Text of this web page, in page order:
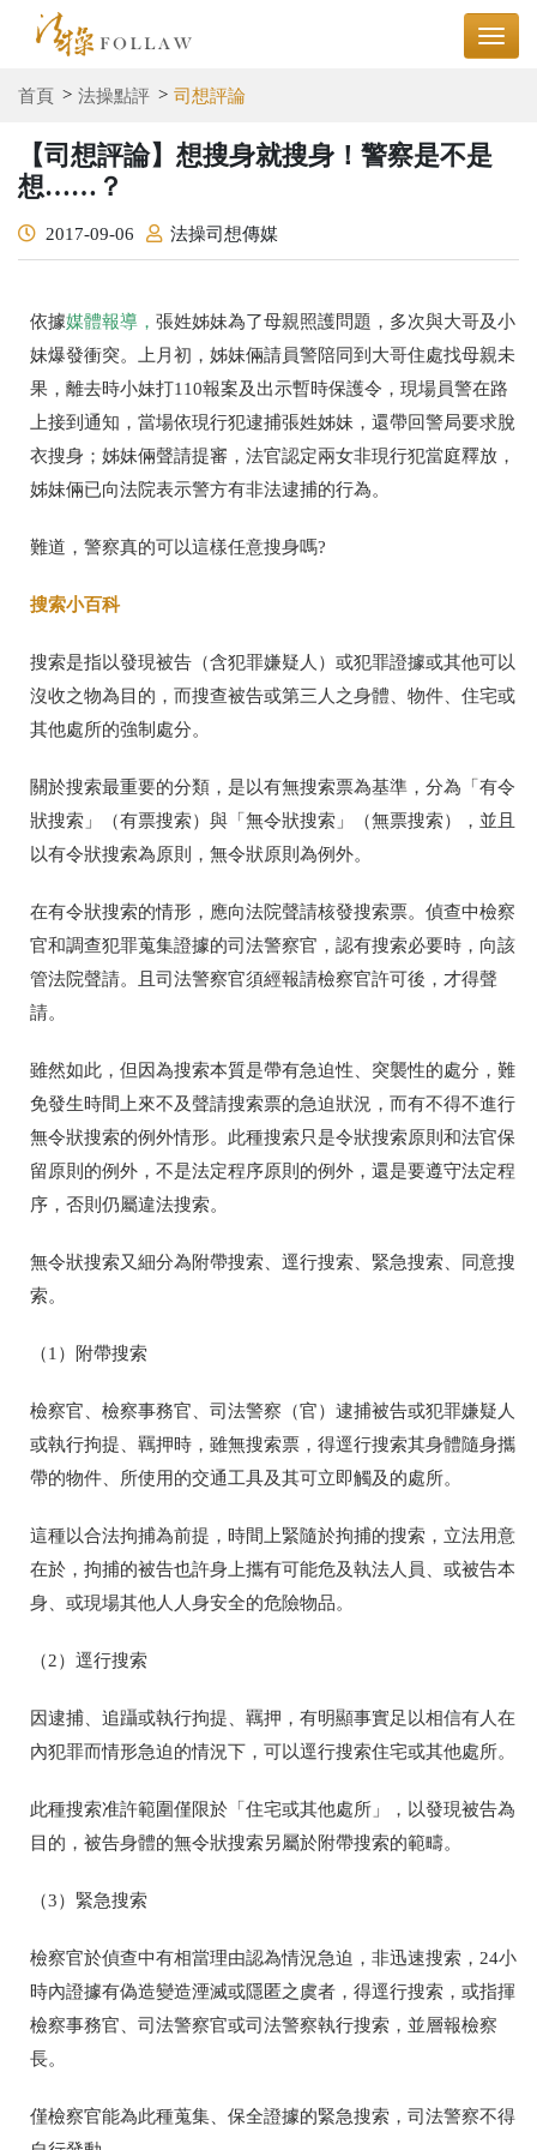
首頁 法操點評 司想評論
【司想評論】想搜身就搜身！警察是不是
想……？
2017-09-06 法操司想傳媒
依據媒體報導 ， 張姓姊妹為了母親照護問題，多次與大哥及小
妹爆發衝突。上月初，姊妹倆請員警陪同到大哥住處找母親未
果，離去時小妹打110報案及出示暫時保護令，現場員警在路
上接到通知，當場依現行犯逮捕張姓姊妹，還帶回警局要求脫
衣搜身；姊妹倆聲請提審，法官認定兩女非現行犯當庭釋放，
姊妹倆已向法院表示警方有非法逮捕的行為。
難道，警察真的可以這樣任意搜身嗎?
搜索小百科
搜索是指以發現被告（含犯罪嫌疑人）或犯罪證據或其他可以
沒收之物為目的，而搜查被告或第三人之身體、物件、住宅或
其他處所的強制處分。
關於搜索最重要的分類，是以有無搜索票為基準，分為「有令
狀搜索」（有票搜索）與「無令狀搜索」（無票搜索），並且
以有令狀搜索為原則，無令狀原則為例外。
在有令狀搜索的情形，應向法院聲請核發搜索票。偵查中檢察
官和調查犯罪蒐集證據的司法警察官，認有搜索必要時，向該
管法院聲請。且司法警察官須經報請檢察官許可後，才得聲
請。
雖然如此，但因為搜索本質是帶有急迫性、突襲性的處分，難
免發生時間上來不及聲請搜索票的急迫狀況，而有不得不進行
無令狀搜索的例外情形。此種搜索只是令狀搜索原則和法官保
留原則的例外，不是法定程序原則的例外，還是要遵守法定程
序，否則仍屬違法搜索。
無令狀搜索又細分為附帶搜索、逕行搜索、緊急搜索、同意搜
索。
（1）附帶搜索
檢察官、檢察事務官、司法警察（官）逮捕被告或犯罪嫌疑人
或執行拘提、羈押時，雖無搜索票，得逕行搜索其身體隨身攜
帶的物件、所使用的交通工具及其可立即觸及的處所。
這種以合法拘捕為前提，時間上緊隨於拘捕的搜索，立法用意
在於，拘捕的被告也許身上攜有可能危及執法人員、或被告本
身、或現場其他人人身安全的危險物品。
（2）逕行搜索
因逮捕、追躡或執行拘提、羈押，有明顯事實足以相信有人在
內犯罪而情形急迫的情況下，可以逕行搜索住宅或其他處所。
此種搜索准許範圍僅限於「住宅或其他處所」，以發現被告為
目的，被告身體的無令狀搜索另屬於附帶搜索的範疇。
（3）緊急搜索
檢察官於偵查中有相當理由認為情況急迫，非迅速搜索，24小
時內證據有偽造變造湮滅或隱匿之虞者，得逕行搜索，或指揮
檢察事務官、司法警察官或司法警察執行搜索，並層報檢察
長。
僅檢察官能為此種蒐集、保全證據的緊急搜索，司法警察不得